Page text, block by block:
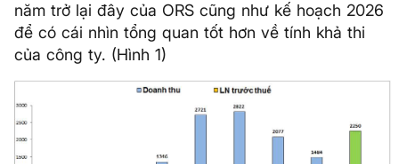
năm trở lại đây của ORS cũng như kế hoạch 2026
để có cái nhìn tổng quan tốt hơn về tính khả thi
của công ty. (Hình 1)